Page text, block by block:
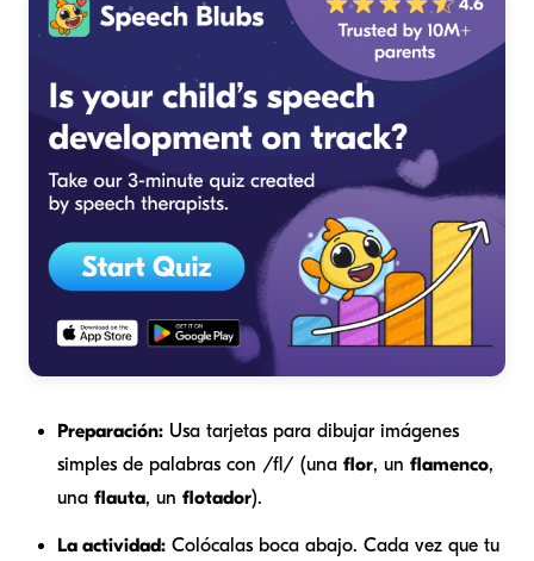
Preparación: Usa tarjetas para dibujar imágenes
simples de palabras con /fl/ (una flor, un flamenco,
una flauta, un flotador).
La actividad: Colócalas boca abajo. Cada vez que tu